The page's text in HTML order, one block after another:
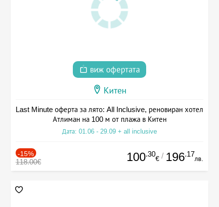
виж офертата
Китен
Last Minute оферта за лято: All Inclusive, реновиран хотел
Атлиман на 100 м от плажа в Китен
Дата: 01.06 - 29.09 + all inclusive
-15%
118.00€ 100.30
€ / 196.17
лв.